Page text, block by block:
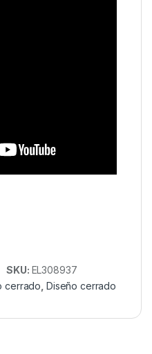
SKU: EL308937
cerrado Diseño cerrado